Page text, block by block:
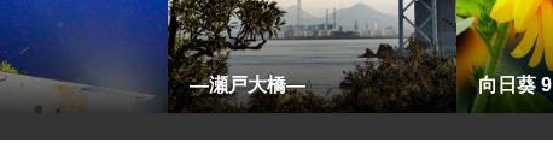
―瀬戸大橋― 向日葵 9